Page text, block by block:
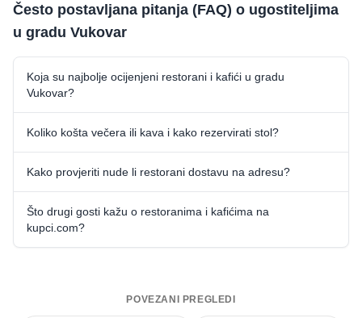
Često postavljana pitanja (FAQ) o ugostiteljima
u gradu Vukovar
Koja su najbolje ocijenjeni restorani i kafići u gradu
Vukovar?
Koliko košta večera ili kava i kako rezervirati stol?
Kako provjeriti nude li restorani dostavu na adresu?
Što drugi gosti kažu o restoranima i kafićima na
kupci.com?
POVEZANI PREGLEDI